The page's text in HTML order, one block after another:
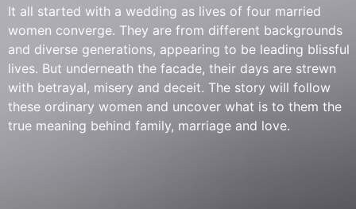
It all started with a wedding as lives of four married
women converge. They are from different backgrounds
and diverse generations, appearing to be leading blissful
lives. But underneath the facade, their days are strewn
with betrayal, misery and deceit. The story will follow
these ordinary women and uncover what is to them the
true meaning behind family, marriage and love.